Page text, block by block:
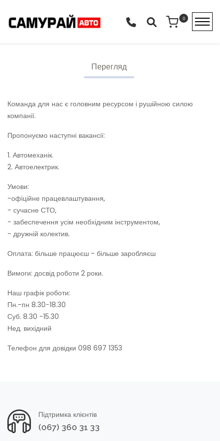
0
Перегляд(активна вкладка)
Команда для нас є головним ресурсом і рушійною силою
компанії.
Пропонуємо наступні вакансії:
1. Автомеханік.
2. Автоелектрик.
Умови:
-офіційне працевлаштування,
- сучасне СТО,
- забеспечення усім необхідним інструментом,
- дружній колектив.
Оплата: більше працюєш - більше заробляєш
Вимоги: досвід роботи 2 роки.
Наш графік роботи:
Пн.-пн 8.30−18.30
Суб. 8.30 -15.30
Нед. вихідний
Телефон для довідки 098 697 1353
Підтримка клієнтів
(067) 360 31 33